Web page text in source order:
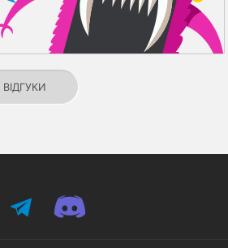
ВІДГУКИ